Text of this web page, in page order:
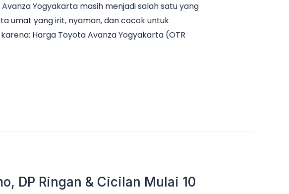
Yogyakarta masih menjadi salah satu yang
umat yang irit, nyaman, dan cocok untuk
Harga Toyota Avanza Yogyakarta (OTR
DP Ringan & Cicilan Mulai 10